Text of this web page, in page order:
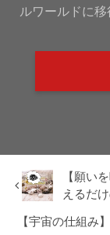
ルワールドに
【願い
えるだ
【宇宙の仕組み